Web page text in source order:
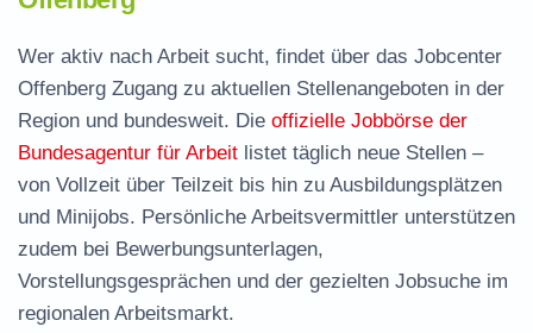
Wer aktiv nach Arbeit sucht, findet über das Jobcenter
Offenberg Zugang zu aktuellen Stellenangeboten in der
Region und bundesweit. Die offizielle Jobbörse der
Bundesagentur für Arbeit listet täglich neue Stellen –
von Vollzeit über Teilzeit bis hin zu Ausbildungsplätzen
und Minijobs. Persönliche Arbeitsvermittler unterstützen
zudem bei Bewerbungsunterlagen,
Vorstellungsgesprächen und der gezielten Jobsuche im
regionalen Arbeitsmarkt.